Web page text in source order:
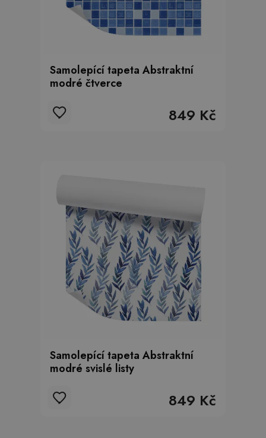
Samolepící tapeta Abstraktní
modré čtverce
849 Kč
Samolepící tapeta Abstraktní
modré svislé listy
849 Kč